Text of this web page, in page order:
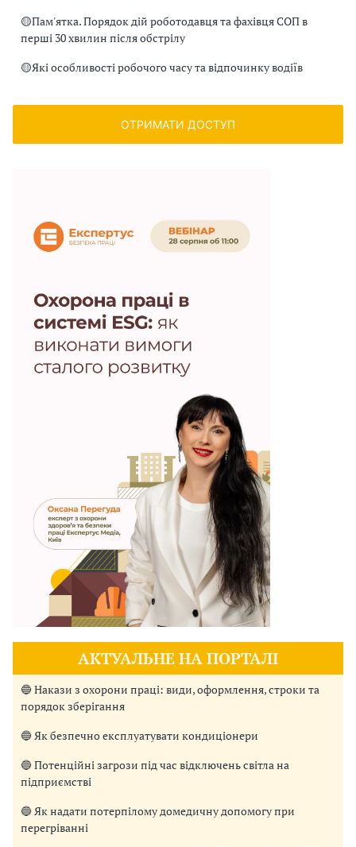
🟡Пам'ятка. Порядок дій роботодавця та фахівця СОП в
перші 30 хвилин після обстрілу
🟡Які особливості робочого часу та відпочинку водіїв
ОТРИМАТИ ДОСТУП
АКТУАЛЬНЕ НА ПОРТАЛІ
🔵 Накази з охорони праці: види, оформлення, строки та
порядок зберігання
🔵 Як безпечно експлуатувати кондиціонери
🔵 Потенційні загрози під час відключень світла на
підприємстві
🔵 Як надати потерпілому домедичну допомогу при
перегріванні